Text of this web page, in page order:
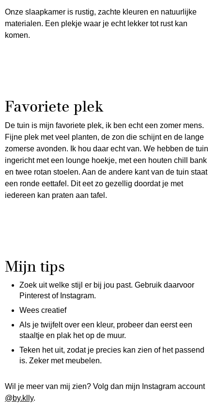
Onze slaapkamer is rustig, zachte kleuren en natuurlijke
materialen. Een plekje waar je echt lekker tot rust kan
komen.
Favoriete plek
De tuin is mijn favoriete plek, ik ben echt een zomer mens.
Fijne plek met veel planten, de zon die schijnt en de lange
zomerse avonden. Ik hou daar echt van. We hebben de tuin
ingericht met een lounge hoekje, met een houten chill bank
en twee rotan stoelen. Aan de andere kant van de tuin staat
een ronde eettafel. Dit eet zo gezellig doordat je met
iedereen kan praten aan tafel.
Mijn tips
Zoek uit welke stijl er bij jou past. Gebruik daarvoor
Pinterest of Instagram.
Wees creatief
Als je twijfelt over een kleur, probeer dan eerst een
staaltje en plak het op de muur.
Teken het uit, zodat je precies kan zien of het passend
is. Zeker met meubelen.
Wil je meer van mij zien? Volg dan mijn Instagram account
@by.klly.